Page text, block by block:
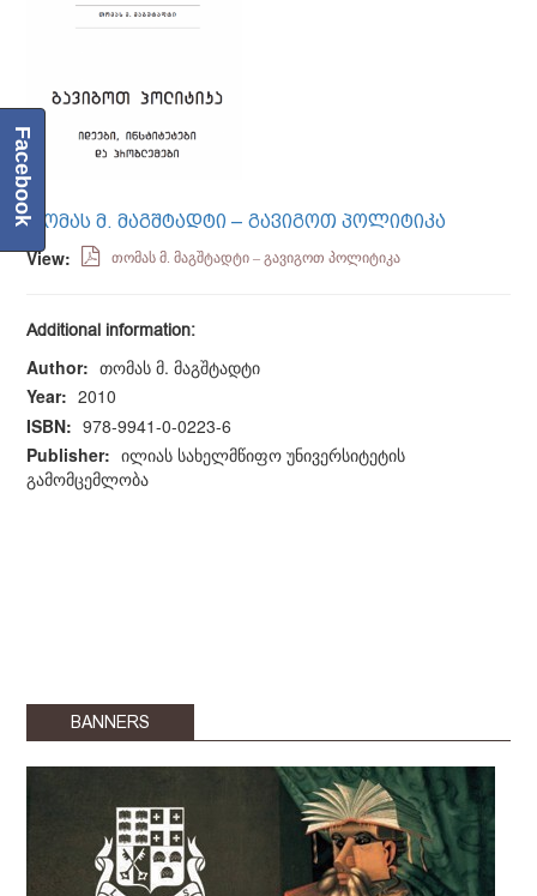
ᲗᲝᲛᲐᲡ Მ. ᲛᲐᲒᲨᲢᲐᲓᲢᲘ – ᲒᲐᲕᲘᲒᲝᲗ ᲞᲝᲚᲘᲢᲘᲙᲐ
View: თომას მ. მაგშტადტი – გავიგოთ პოლიტიკა
Additional information:
Author: თომას მ. მაგშტადტი
Year: 2010
ISBN: 978-9941-0-0223-6
Publisher: ილიას სახელმწიფო უნივერსიტეტის
გამომცემლობა
BANNERS
Facebook